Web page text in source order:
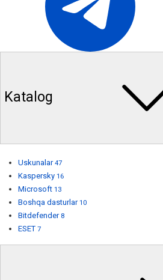
Katalog
Uskunalar 47
Kaspersky 16
Microsoft 13
Boshqa dasturlar 10
Bitdefender 8
ESET 7